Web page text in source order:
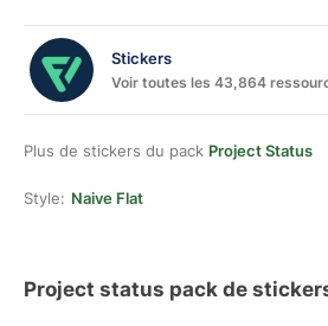
Stickers
Voir toutes les 43,864
Plus de stickers du pack Project Status
Style: Naive Flat
Project status pack de